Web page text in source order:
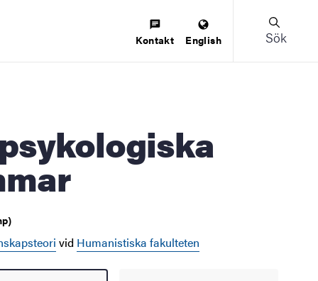
Kontakt English Sök
vid Humanistiska fakulteten